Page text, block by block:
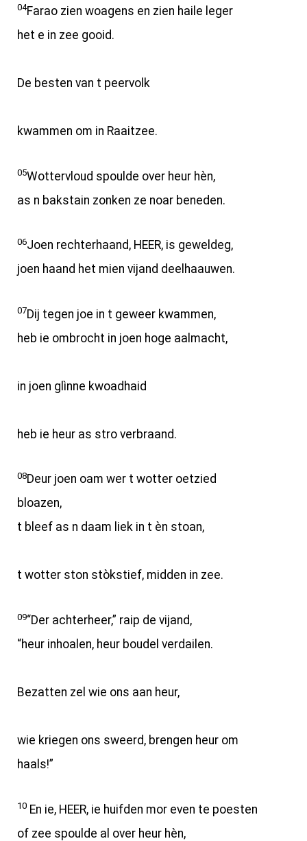
04Farao zien woagens en zien haile leger
het e in zee gooid.
De besten van t peervolk
kwammen om in Raaitzee.
05Wottervloud spoulde over heur hèn,
as n bakstain zonken ze noar beneden.
06Joen rechterhaand, HEER, is geweldeg,
joen haand het mien vijand deelhaauwen.
07Dij tegen joe in t geweer kwammen,
heb ie ombrocht in joen hoge aalmacht,
in joen glìnne kwoadhaid
heb ie heur as stro verbraand.
08Deur joen oam wer t wotter oetzied
bloazen,
t bleef as n daam liek in t èn stoan,
t wotter ston stòkstief, midden in zee.
09“Der achterheer,” raip de vijand,
“heur inhoalen, heur boudel verdailen.
Bezatten zel wie ons aan heur,
wie kriegen ons sweerd, brengen heur om
haals!”
10 En ie, HEER, ie huifden mor even te poesten
of zee spoulde al over heur hèn,